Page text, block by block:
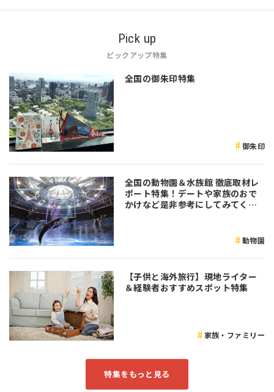
Pick up
ピックアップ特集
全国の御朱印特集
御朱印
全国の動物園＆水族館 徹底取材レ
ポート特集！デートや家族のおで
かけなど是非参考にしてみてくだ
動物園
【子供と海外旅行】現地ライター
＆経験者おすすめスポット特集
家族・ファミリー
特集をもっと見る